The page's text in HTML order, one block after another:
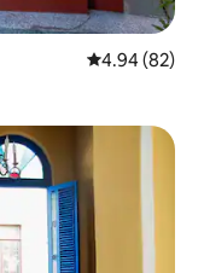
平均评分 4.94
4.94 (82)